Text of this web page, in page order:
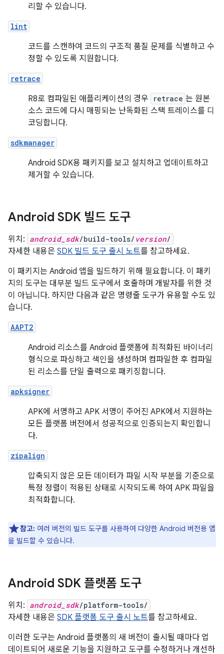
리할 수 있습니다.
lint
코드를 스캔하여 코드의 구조적 품질 문제를 식별하고 수
정할 수 있도록 지원합니다.
retrace
R8로 컴파일된 애플리케이션의 경우 retrace 는 원본
소스 코드에 다시 매핑되는 난독화된 스택 트레이스를 디
코딩합니다.
sdkmanager
Android SDK용 패키지를 보고 설치하고 업데이트하고
제거할 수 있습니다.
Android SDK 빌드 도구
위치: android_sdk/build-tools/ version/
자세한 내용은 SDK 빌드 도구 출시 노트를 참고하세요.
이 패키지는 Android 앱을 빌드하기 위해 필요합니다. 이 패키
지의 도구는 대부분 빌드 도구에서 호출하며 개발자를 위한 것
이 아닙니다. 하지만 다음과 같은 명령줄 도구가 유용할 수도 있
습니다.
AAPT2
Android 리소스를 Android 플랫폼에 최적화된 바이너리
형식으로 파싱하고 색인을 생성하며 컴파일한 후 컴파일
된 리소스를 단일 출력으로 패키징합니다.
apksigner
APK에 서명하고 APK 서명이 주어진 APK에서 지원하는
모든 플랫폼 버전에서 성공적으로 인증되는지 확인합니
다.
zipalign
압축되지 않은 모든 데이터가 파일 시작 부분을 기준으로
특정 정렬이 적용된 상태로 시작되도록 하여 APK 파일을
최적화합니다.
참고: 여러 버전의 빌드 도구를 사용하여 다양한 Android 버전용 앱
을 빌드할 수 있습니다.
Android SDK 플랫폼 도구
위치: android_sdk/platform-tools/
자세한 내용은 SDK 플랫폼 도구 출시 노트를 참고하세요.
이러한 도구는 Android 플랫폼의 새 버전이 출시될 때마다 업
데이트되어 새로운 기능을 지원하고 도구를 수정하거나 개선하